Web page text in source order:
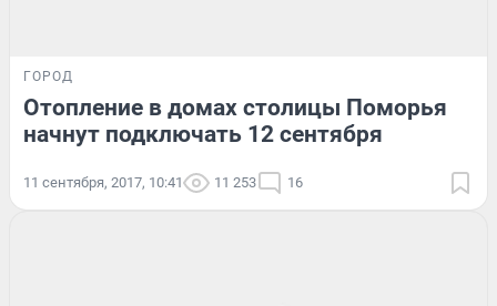
ГОРОД
Отопление в домах столицы Поморья
начнут подключать 12 сентября
11 сентября, 2017, 10:41 11 253 16